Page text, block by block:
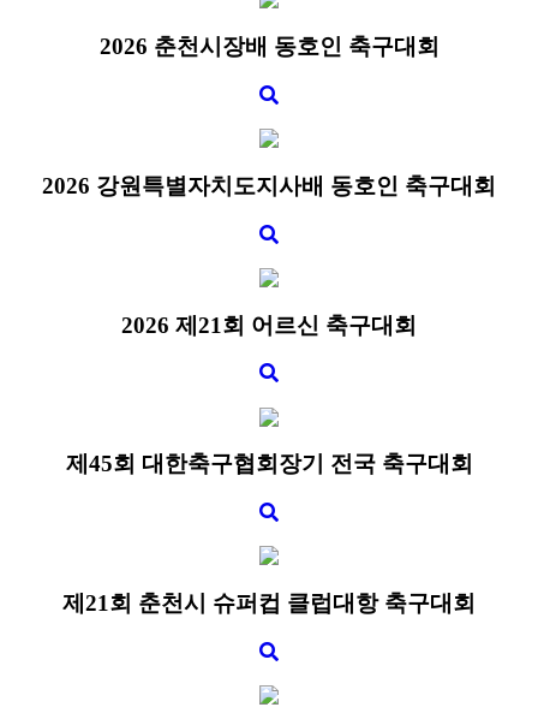
​2026 춘천시장배 동호인 축구대회​
2026 강원특별자치도지사배 동호인 축구대회
2026 제21회 어르신 축구대회
제45회 대한축구협회장기 전국 축구대회
제21회 춘천시 슈퍼컵 클럽대항 축구대회